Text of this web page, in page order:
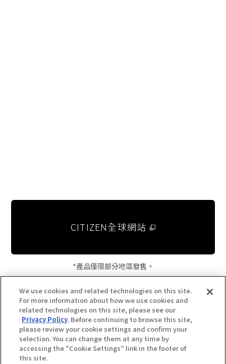
CITIZEN全球網站
*產品僅限部分地區發售。
We use cookies and related technologies on this site.
For more information about how we use cookies and
related technologies on this site, please see our
Privacy Policy. Before continuing to browse this site,
please review your cookie settings and confirm your
selection. You can change them at any time by
accessing the "Cookie Settings" link in the footer of
this site.